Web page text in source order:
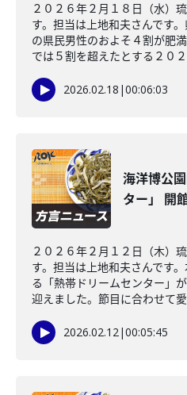
２０２６年２月１８日（水）
す。担当は上地和夫さんです
の県民男性のおよそ４割が肥
では５割を超えたとする２０
2026.02.18 |00:06:03
海洋博公
ター」 開
２０２６年２月１２日（木）
す。担当は上地和夫さんです
る「熱帯ドリームセンター」
迎えました。節目に合わせて
2026.02.12|00:05:45